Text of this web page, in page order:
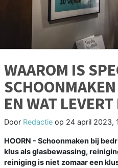
WAAROM IS
EN WAT
Door Redactie op 24 april 2023,
HOORN - Schoonmaken bij
klus als glasbewassing,
reiniging is niet zomaar een